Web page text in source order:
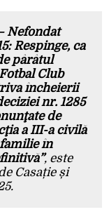
Nefondat
Respinge, ca
pârâtul
Club
încheierii
nr. 1285
de
a III-a civilă
în
, este
Casație și